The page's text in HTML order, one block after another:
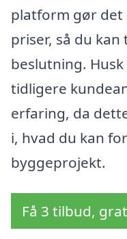
platform gør det
priser, så du
beslutning.
tidligere
erfaring, da
i, hvad du kan
byggeprojekt.
Få 3 tilbud,